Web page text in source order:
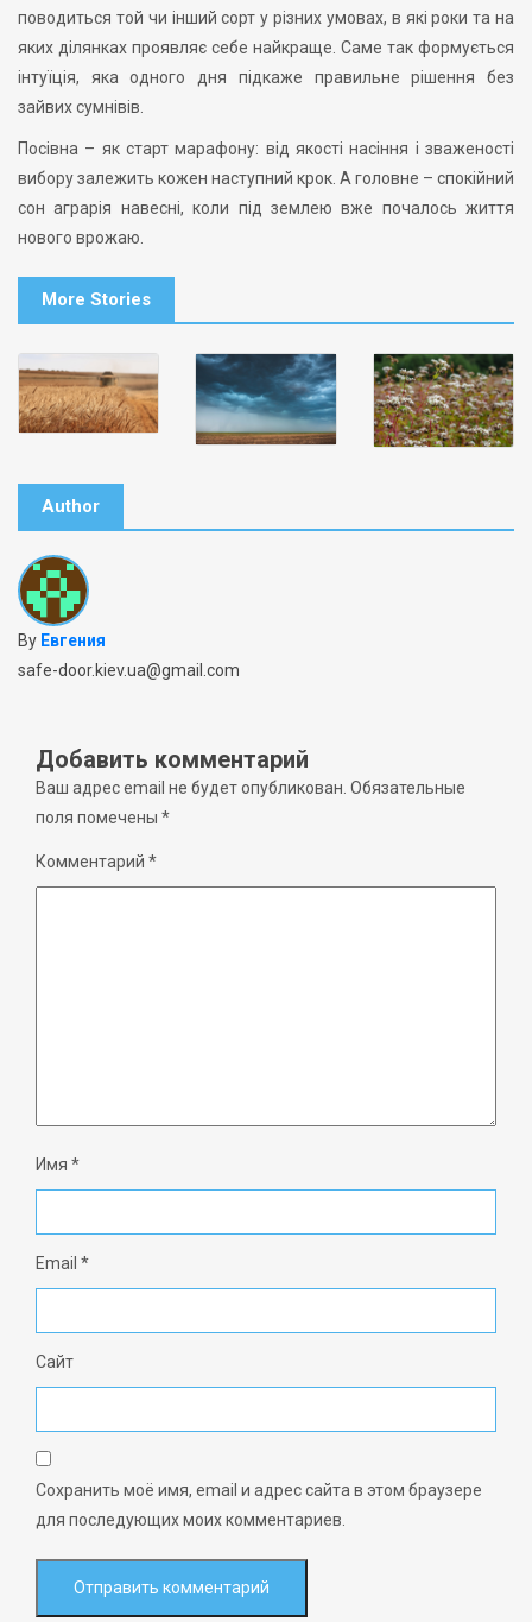
поводиться той чи інший сорт у різних умовах, в які роки та на
яких ділянках проявляє себе найкраще. Саме так формується
інтуїція, яка одного дня підкаже правильне рішення без
зайвих сумнівів.
Посівна – як старт марафону: від якості насіння і зваженості
вибору залежить кожен наступний крок. А головне – спокійний
сон аграрія навесні, коли під землею вже почалось життя
нового врожаю.
More Stories
Author
By Евгения
safe-door.kiev.ua@gmail.com
Добавить комментарий
Ваш адрес email не будет опубликован. Обязательные
поля помечены *
Комментарий *
Имя *
Email *
Сайт
Сохранить моё имя, email и адрес сайта в этом браузере
для последующих моих комментариев.